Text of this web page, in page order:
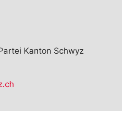
Kanton Schwyz